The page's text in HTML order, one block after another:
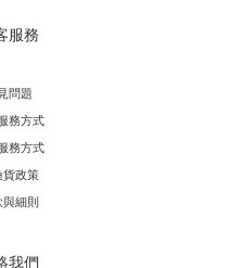
服務
問題
務方式
務方式
貨政策
與細則
我們